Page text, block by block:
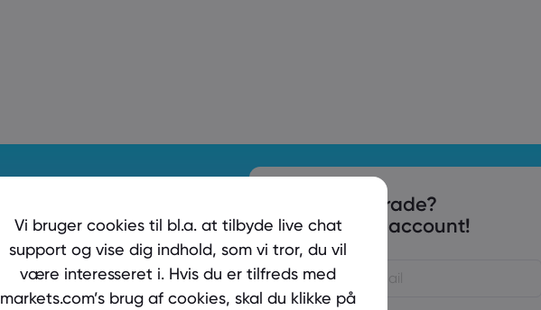
Ready to trade?
Create an account!
Vi bruger cookies til bl.a. at tilbyde live chat
support og vise dig indhold, som vi tror, du vil
være interesseret i. Hvis du er tilfreds med
markets.com’s brug af cookies, skal du klikke på